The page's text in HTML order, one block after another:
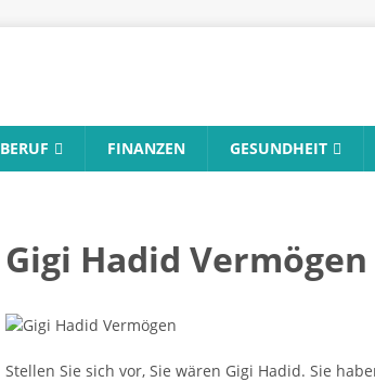
BERUF FINANZEN GESUNDHEIT
Gigi Hadid
Stellen Sie sich vor, Sie wären Gigi Hadid. Sie